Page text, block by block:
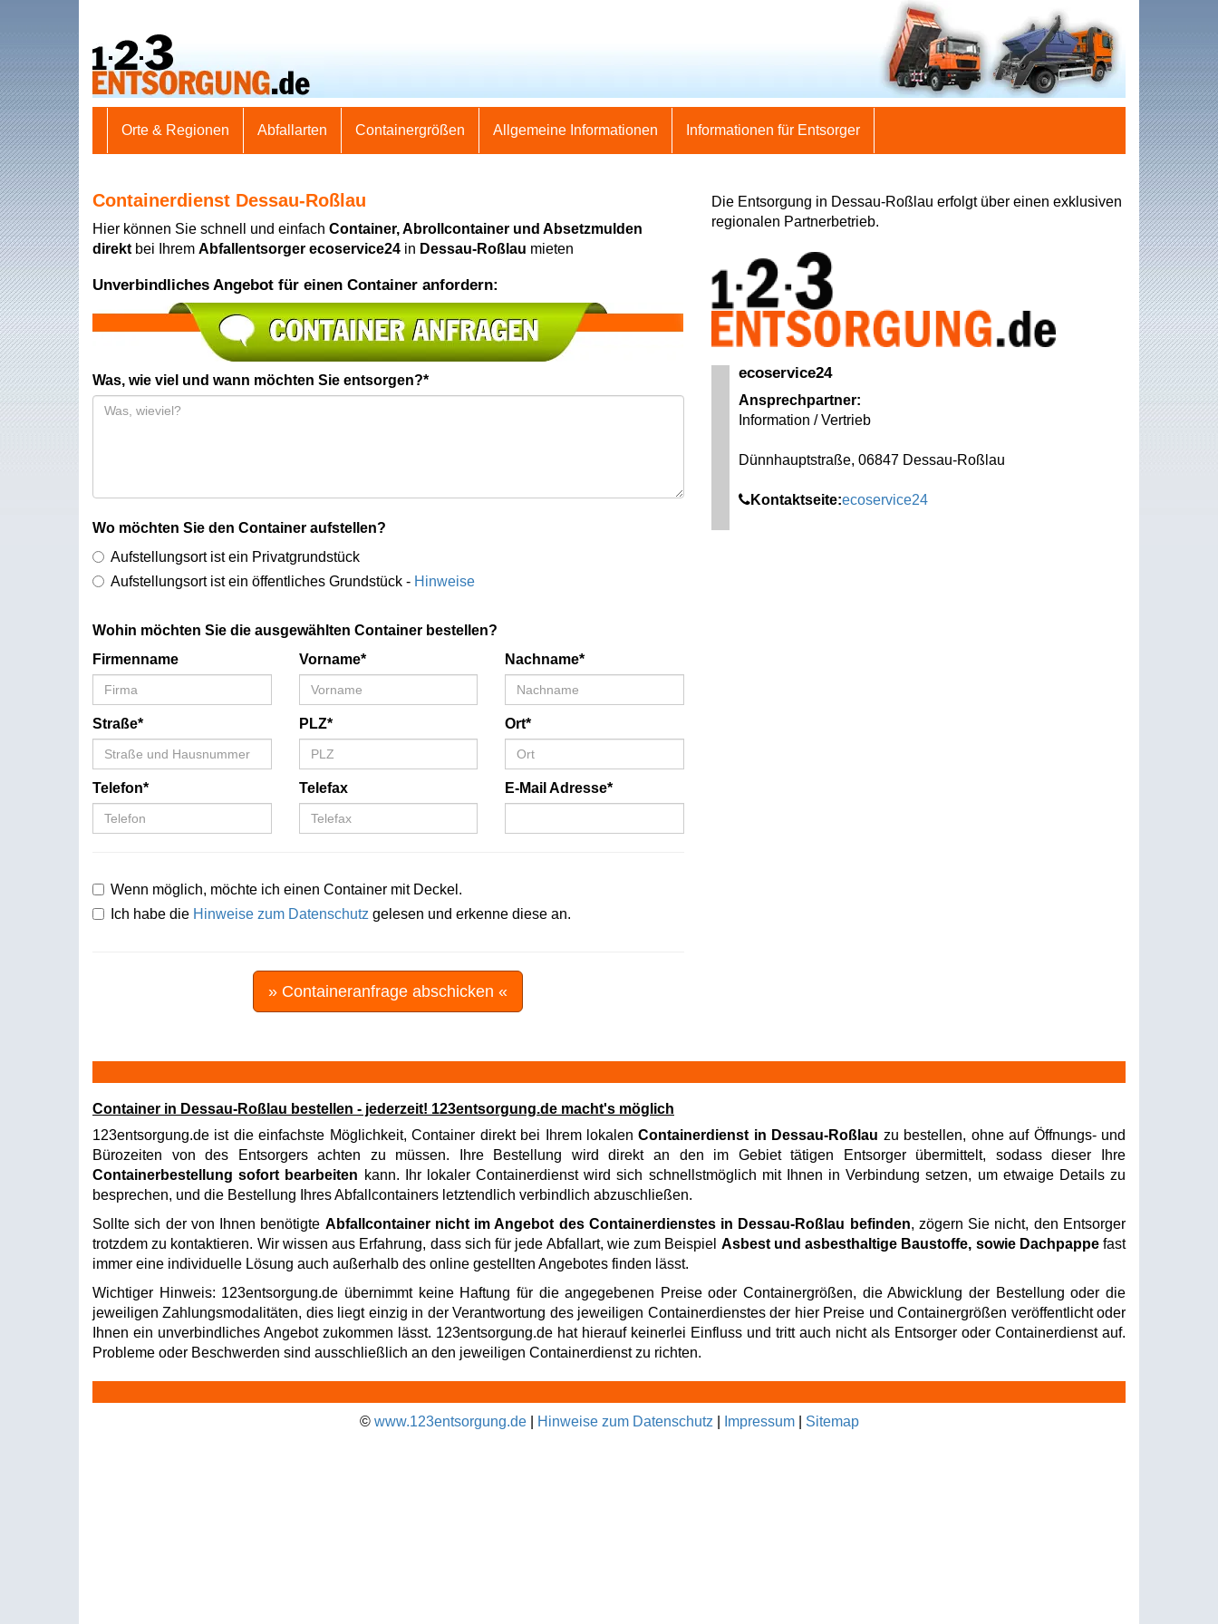
Orte & Regionen Abfallarten Containergrößen Allgemeine Informationen Informationen für Entsorger
Containerdienst Dessau-Roßlau
Hier können Sie schnell und einfach Container, Abrollcontainer und Absetzmulden
direkt bei Ihrem Abfallentsorger ecoservice24 in Dessau-Roßlau mieten
Unverbindliches Angebot für einen Container anfordern:
Was, wie viel und wann möchten Sie entsorgen?*
Wo möchten Sie den Container aufstellen?
Aufstellungsort ist ein Privatgrundstück
Aufstellungsort ist ein öffentliches Grundstück - Hinweise
Wohin möchten Sie die ausgewählten Container bestellen?
Firmenname
Vorname* Nachname*
Straße* PLZ* Ort*
Telefon* Telefax E-Mail Adresse*
Wenn möglich, möchte ich einen Container mit Deckel.
Ich habe die Hinweise zum Datenschutz gelesen und erkenne diese an.
» Containeranfrage abschicken «
Die Entsorgung in Dessau-Roßlau erfolgt über einen exklusiven
regionalen Partnerbetrieb.
ecoservice24
Ansprechpartner:
Information / Vertrieb
Dünnhauptstraße, 06847 Dessau-Roßlau
Kontaktseite:ecoservice24
Container in Dessau-Roßlau bestellen - jederzeit! 123entsorgung.de macht's möglich
123entsorgung.de ist die einfachste Möglichkeit, Container direkt bei Ihrem lokalenContainerdienst in Dessau-Roßlau zu bestellen, ohne auf Öffnungs- und
Bürozeiten von des Entsorgers achten zu müssen. Ihre Bestellung wird direkt an den im Gebiet tätigen Entsorger übermittelt, sodass dieser Ihre
Containerbestellung sofort bearbeiten kann. Ihr lokaler Containerdienst wird sich schnellstmöglich mit Ihnen in Verbindung setzen, um etwaige Details zu
besprechen, und die Bestellung Ihres Abfallcontainers letztendlich verbindlich abzuschließen.
Sollte sich der von Ihnen benötigte Abfallcontainer nicht im Angebot des Containerdienstes in Dessau-Roßlau befinden, zögern Sie nicht, den Entsorger
trotzdem zu kontaktieren. Wir wissen aus Erfahrung, dass sich für jede Abfallart, wie zum Beispiel Asbest und asbesthaltige Baustoffe, sowie Dachpappefast
immer eine individuelle Lösung auch außerhalb des online gestellten Angebotes finden lässt.
Wichtiger Hinweis: 123entsorgung.de übernimmt keine Haftung für die angegebenen Preise oder Containergrößen, die Abwicklung der Bestellung oder die
jeweiligen Zahlungsmodalitäten, dies liegt einzig in der Verantwortung des jeweiligen Containerdienstes der hier Preise und Containergrößen veröffentlicht oder
Ihnen ein unverbindliches Angebot zukommen lässt. 123entsorgung.de hat hierauf keinerlei Einfluss und tritt auch nicht als Entsorger oder Containerdienst auf.
Probleme oder Beschwerden sind ausschließlich an den jeweiligen Containerdienst zu richten.
© www.123entsorgung.de| Hinweise zum Datenschutz Impressum| Sitemap